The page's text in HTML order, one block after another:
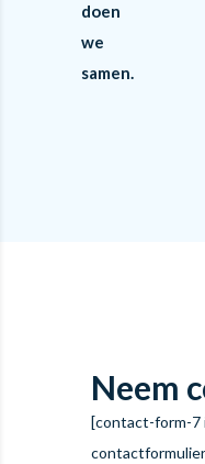
doen
we
samen.
Neem
[contact-form-7